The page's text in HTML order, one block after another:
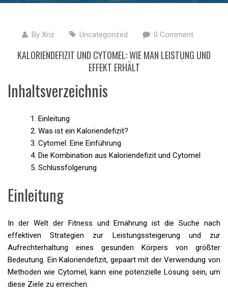
By Xriz Uncategorized 0 Comment
KALORIENDEFIZIT UND CYTOMEL: WIE MAN LEISTUNG UND
EFFEKT ERHÄLT
Inhaltsverzeichnis
Einleitung
Was ist ein Kaloriendefizit?
Cytomel: Eine Einführung
Die Kombination aus Kaloriendefizit und Cytomel
Schlussfolgerung
Einleitung
In der Welt der Fitness und Ernährung ist die Suche nach
effektiven Strategien zur Leistungssteigerung und zur
Aufrechterhaltung eines gesunden Körpers von größter
Bedeutung. Ein Kaloriendefizit, gepaart mit der Verwendung von
Methoden wie Cytomel, kann eine potenzielle Lösung sein, um
diese Ziele zu erreichen.